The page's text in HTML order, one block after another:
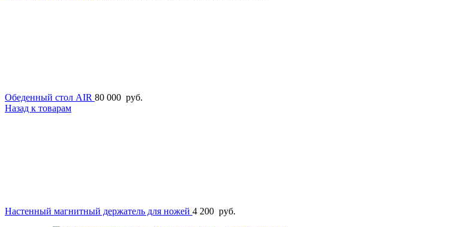
Обеденный стол AIR 80 000 руб.
Назад к товарам
Настенный магнитный держатель для ножей 4 200 руб.